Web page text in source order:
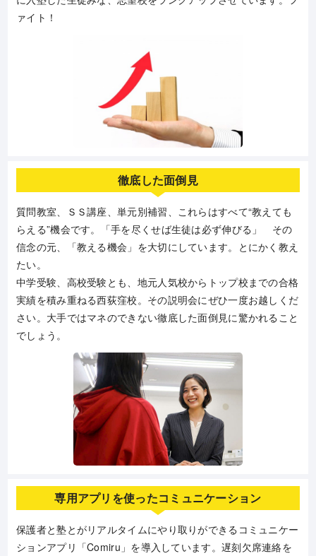
ァイト！
徹底した面倒見
質問教室、ＳＳ講座、単元別補習、これらはすべて“教えても
らえる”機会です。「手を尽くせば生徒は必ず伸びる」 その
信念の元、「教える機会」を大切にしています。とにかく教え
たい。
中学受験、高校受験とも、地元人気校からトップ校までの合格
実績を積み重ねる西荻窪校。その説明会にぜひ一度お越しくだ
さい。大手ではマネのできない徹底した面倒見に驚かれること
でしょう。
専用アプリを使ったコミュニケーション
保護者と塾とがリアルタイムにやり取りができるコミュニケー
ションアプリ「Comiru」を導入しています。遅刻欠席連絡を